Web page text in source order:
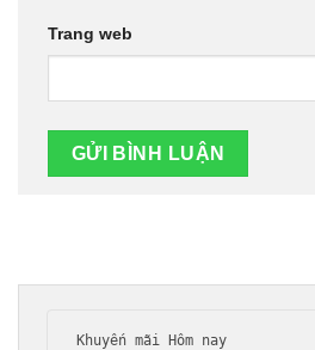
Khuyến mãi Hôm nay
Trang web